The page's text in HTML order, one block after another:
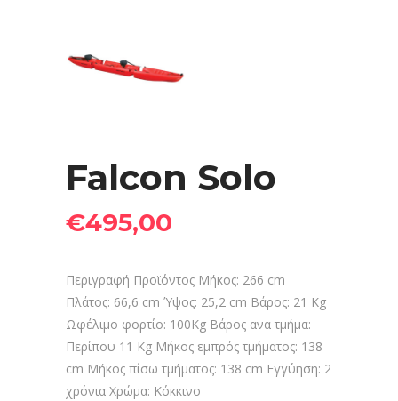
Falcon Solo
€495,00
Περιγραφή Προϊόντος Μήκος: 266 cm
Πλάτος: 66,6 cm Ύψος: 25,2 cm Βάρος: 21 Kg
Ωφέλιμο φορτίο: 100Kg Βάρος ανα τμήμα:
Περίπου 11 Kg Μήκος εμπρός τμήματος: 138
cm Μήκος πίσω τμήματος: 138 cm Εγγύηση: 2
χρόνια Χρώμα: Κόκκινο